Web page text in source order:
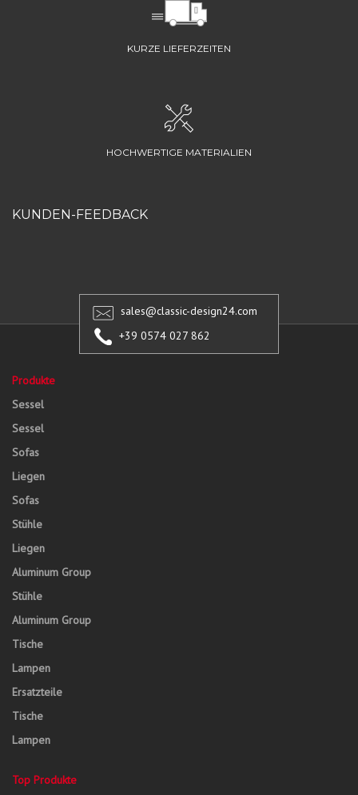
KURZE LIEFERZEITEN
HOCHWERTIGE MATERIALIEN
KUNDEN-FEEDBACK
sales@classic-design24.com
+39 0574 027 862
Produkte
Sessel
Sessel
Sofas
Liegen
Sofas
Stühle
Liegen
Aluminum Group
Stühle
Aluminum Group
Tische
Lampen
Ersatzteile
Tische
Lampen
Top Produkte